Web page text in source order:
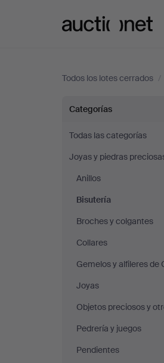
Todos los lotes cerrados /
Bisutería
en
Young's
Auctions
Categorías
Todas las categorías
Joyas y piedras
Anillos
Bisutería
Broches y colgantes
Collares
Gemelos y alfileres de
Joyas
Objetos preciosos y
Pedrería y juegos
Pendientes